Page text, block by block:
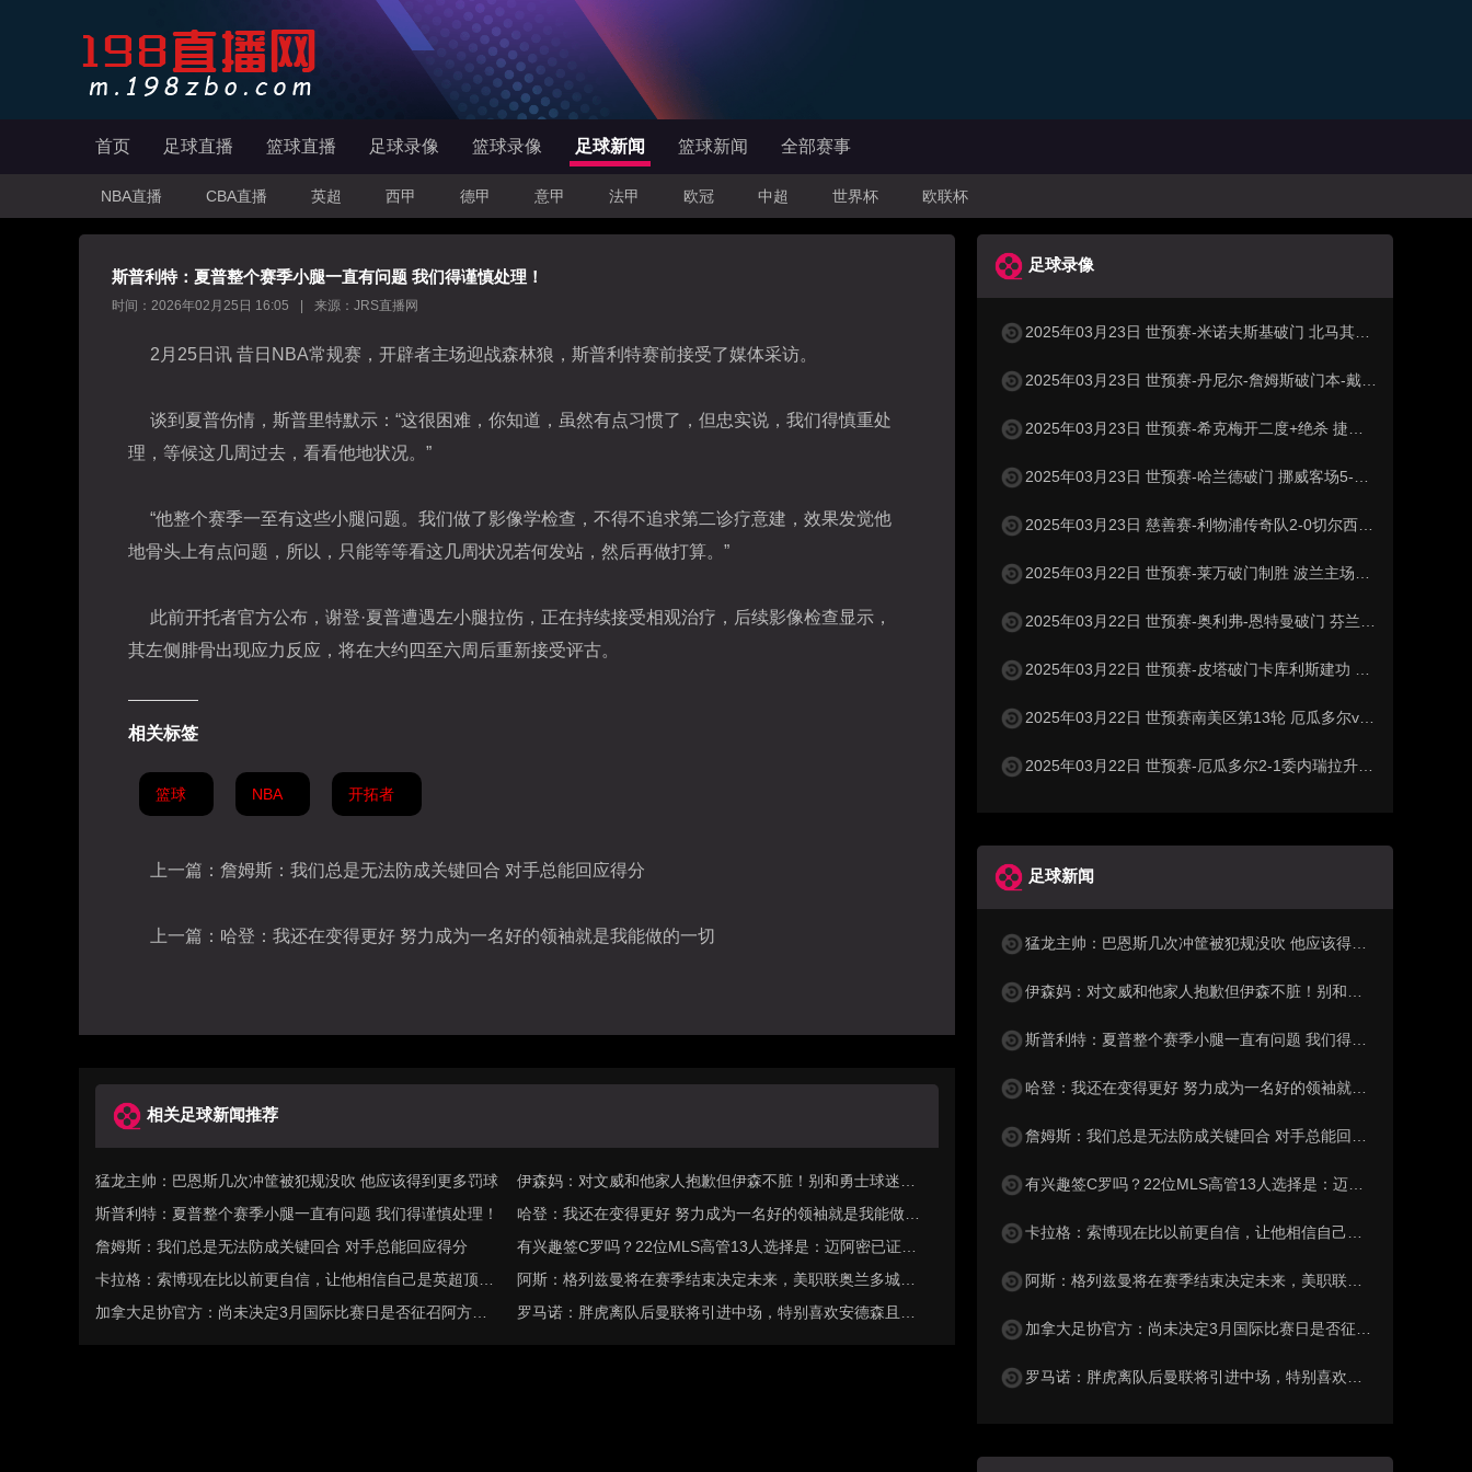
首页 足球直播 篮球直播 足球录像 篮球录像 足球新闻 篮球新闻 全部赛事
NBA直播 CBA直播 英超 西甲 德甲 意甲 法甲 欧冠 中超 世界杯 欧联杯
斯普利特：夏普整个赛季小腿一直有问题 我们得谨慎处理！
时间：2026年02月25日 16:05 来源：JRS直播网
2月25日讯 昔日 NBA常规赛，开辟者主场迎战森林狼 ，斯普利特赛前接受了媒体采访。
谈到夏普伤情，斯普里特默示：“这很困难，你知道，虽然有点习惯了，但忠实说，我们得慎重处
理，等候这几周过去，看看他地状况。”
“他整个赛季一至有这些小腿问题。我们做了影像学检查，不得不追求第二诊疗意建，效果发觉他
地骨头上有点问题，所以，只能等等看这几周状况若何发站，然后再做打算。”
此前开托者官方公布，谢登·夏普遭遇左小腿拉伤，正在持续接受相观治疗，后续影像检查显示，
其左侧腓骨出现应力反应，将在大约四至六周后重新接受评古。
相关标签
篮球 NBA 开拓者
上一篇： 詹姆斯：我们总是无法防成关键回合 对手总能回应得分
上一篇： 哈登：我还在变得更好 努力成为一名好的领袖就是我能做的一切
相关足球新闻推荐
猛龙主帅：巴恩斯几次冲筐被犯规没吹 他应该得到更多罚球
伊森妈：对文威和他家人抱歉但伊森不脏！别和勇士球迷一
样带节奏
斯普利特：夏普整个赛季小腿一直有问题 我们得谨慎处理！
哈登：我还在变得更好 努力成为一名好的领袖就是我能做的
一切
詹姆斯：我们总是无法防成关键回合 对手总能回应得分
有兴趣签C罗吗？22位MLS高管13人选择是：迈阿密已证明
能赚回来
卡拉格：索博现在比以前更自信，让他相信自己是英超顶尖
球员
阿斯：格列兹曼将在赛季结束决定未来，美职联奥兰多城有
意签他
加拿大足协官方：尚未决定3月国际比赛日是否征召阿方索·
罗马诺：胖虎离队后曼联将引进中场，特别喜欢安德森且青
足球录像
2025年03月23日 世预赛-米诺夫斯基破门 北马其顿3-0列支敦士登
2025年03月23日 世预赛-丹尼尔-詹姆斯破门本-戴维斯建功 威尔士3-1哈萨克斯坦
2025年03月23日 世预赛-希克梅开二度+绝杀 捷克2-1险胜法罗群岛
2025年03月23日 世预赛-哈兰德破门 挪威客场5-0大胜摩尔多瓦
2025年03月23日 慈善赛-利物浦传奇队2-0切尔西传奇队 克劳奇头球+挑射梅开二度
2025年03月22日 世预赛-莱万破门制胜 波兰主场1-0小胜立陶宛
2025年03月22日 世预赛-奥利弗-恩特曼破门 芬兰客场1-0马耳他
2025年03月22日 世预赛-皮塔破门卡库利斯建功 塞浦路斯2-0圣马力诺
2025年03月22日 世预赛南美区第13轮 厄瓜多尔vs委内瑞拉 全场录像
2025年03月22日 世预赛-厄瓜多尔2-1委内瑞拉升至第二 瓦伦西亚双响+失点
足球新闻
猛龙主帅：巴恩斯几次冲筐被犯规没吹 他应该得到更多罚球
伊森妈：对文威和他家人抱歉但伊森不脏！别和勇士球迷一样带节奏
斯普利特：夏普整个赛季小腿一直有问题 我们得谨慎处理！
哈登：我还在变得更好 努力成为一名好的领袖就是我能做的一切
詹姆斯：我们总是无法防成关键回合 对手总能回应得分
有兴趣签C罗吗？22位MLS高管13人选择是：迈阿密已证明能赚回来
卡拉格：索博现在比以前更自信，让他相信自己是英超顶尖球员
阿斯：格列兹曼将在赛季结束决定未来，美职联奥兰多城有意签他
加拿大足协官方：尚未决定3月国际比赛日是否征召阿方索·戴维斯
罗马诺：胖虎离队后曼联将引进中场，特别喜欢安德森且青睐托纳利